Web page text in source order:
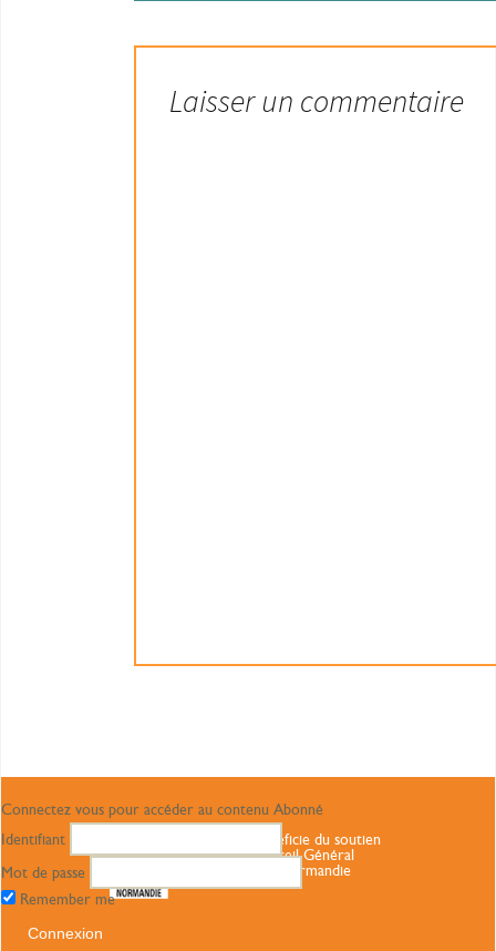
Laisser un commentaire
Connectez vous pour accéder au contenu Abonné
Identifiant
Mot de passe
Remember me
Ce site bénéficie du soutien
du Conseil Général
Haute Normandie